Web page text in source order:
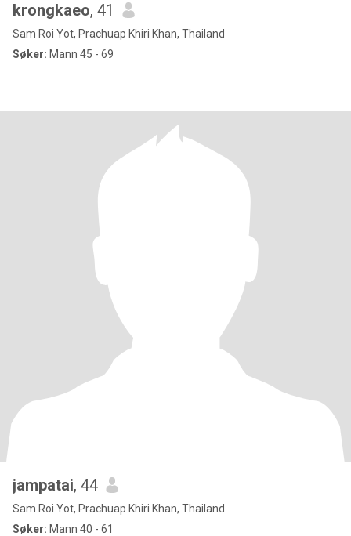
krongkaeo, 41
Sam Roi Yot, Prachuap Khiri Khan, Thailand
Søker: Mann 45 - 69
jampatai, 44
Sam Roi Yot, Prachuap Khiri Khan, Thailand
Søker: Mann 40 - 61